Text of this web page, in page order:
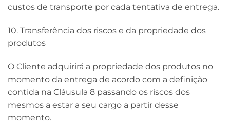
custos de transporte por cada tentativa de entrega.
10. Transferência dos riscos e da propriedade dos
produtos
O Cliente adquirirá a propriedade dos produtos no
momento da entrega de acordo com a definição
contida na Cláusula 8 passando os riscos dos
mesmos a estar a seu cargo a partir desse
momento.